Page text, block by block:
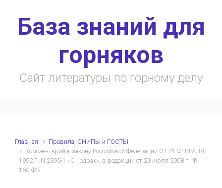
База знаний для
горняков
Сайт литературы по горному делу
Главная
Правила, СНИПЫ и ГОСТЫ
Комментарий к закону Российской Федерации ОТ 21 ФЕВРАЛЯ
1992 Г. N 2395-1 «О недрах», в редакции от 23 июля 2008 г. №
160-ФЗ